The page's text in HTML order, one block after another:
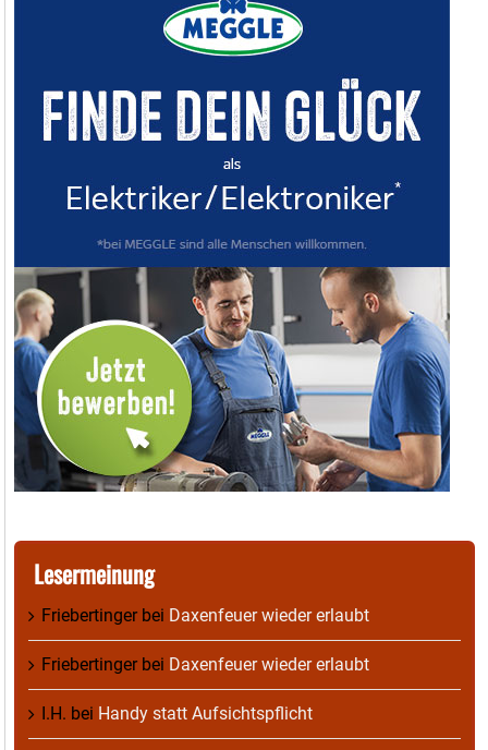
Lesermeinung
Friebertingerbei Daxenfeuer wieder erlaubt
Friebertingerbei Daxenfeuer wieder erlaubt
I.H. bei Handy statt Aufsichtspflicht